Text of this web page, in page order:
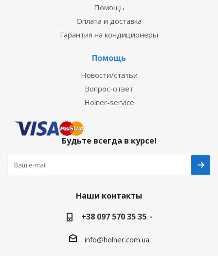
Помощь
Оплата и доставка
Гарантия на кондиционеры
Помощь
Новости/статьи
Вопрос-ответ
Holner-service
Будьте всегда в курсе!
Наши контакты
+38 097 570 35 35
info@holner.com.ua